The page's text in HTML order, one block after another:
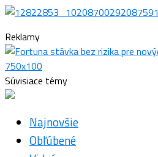
Reklamy
Súvisiace témy
Najnovšie
Obľúbené